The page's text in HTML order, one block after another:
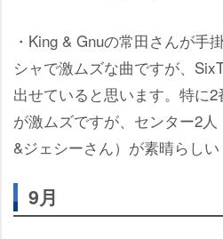
・King & Gnuの常田さんが手
シャで激ムズな曲ですが、
出せていると思います。特に
が激ムズですが、センター2
&ジェシーさん）が素晴らしい
9月